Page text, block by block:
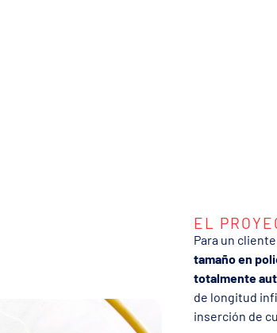
EL
Para un
tamaño en
totalmente
de longitud
inserción de